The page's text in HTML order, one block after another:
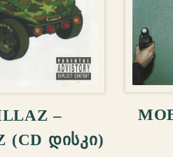
ᲓᲐᲛᲐᲢᲔᲑᲐ
–
(CD ᲓᲘᲡᲙᲘ)